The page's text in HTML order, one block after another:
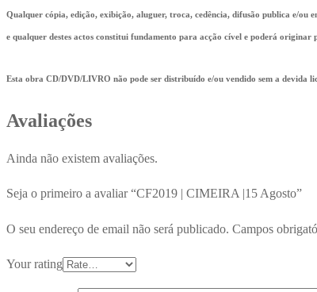
Qualquer cópia, edição, exibição, aluguer, troca, cedência, difusão publica e/
e qualquer destes actos constitui fundamento para acção cível e poderá originar
Esta obra CD/DVD/LIVRO não pode ser distribuído e/ou vendido sem a devida
Avaliações
Ainda não existem avaliações.
Seja o primeiro a avaliar “CF2019 | CIMEIRA |15 Agosto”
O seu endereço de email não será publicado. Campos
Your rating